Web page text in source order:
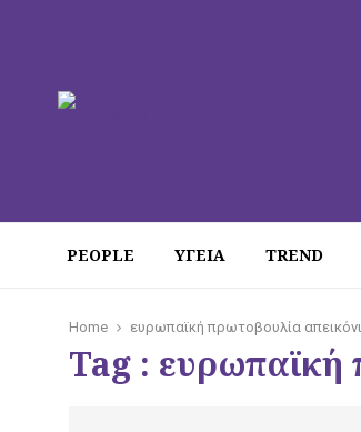
PEOPLE ΥΓΕΙΑ TREND
Home ευρωπαϊκή πρωτοβουλία
Tag : ευρωπαϊκή